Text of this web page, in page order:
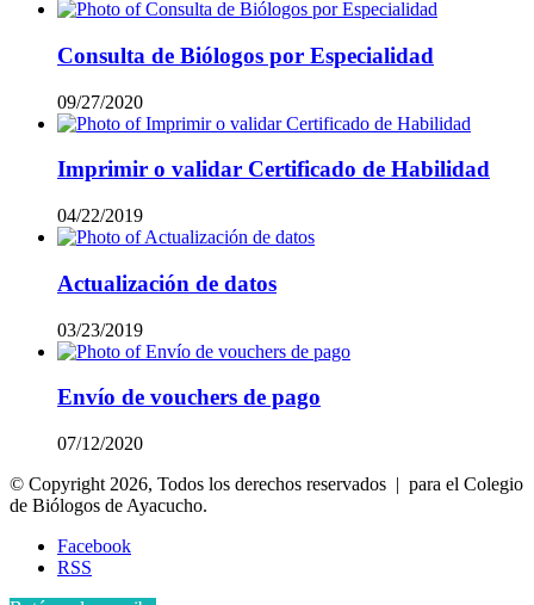
Consulta de Biólogos por Especialidad
09/27/2020
Imprimir o validar Certificado de Habilidad
04/22/2019
Actualización de datos
03/23/2019
Envío de vouchers de pago
07/12/2020
© Copyright 2026, Todos los derechos reservados | para el Colegio
de Biólogos de Ayacucho.
Facebook
RSS